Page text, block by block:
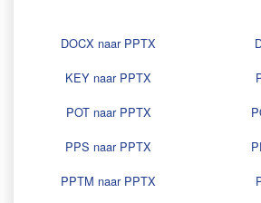
DOCX naar PPTX
KEY naar PPTX
POT naar PPTX
PPS naar PPTX
PPTM naar PPTX